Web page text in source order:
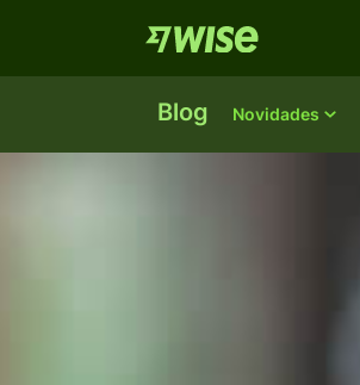
Blog Novidades